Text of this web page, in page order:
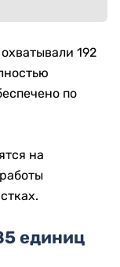
192
по
на
единиц